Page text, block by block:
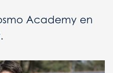
Academy en